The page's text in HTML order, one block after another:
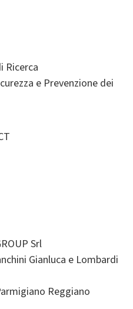
Ricerca
e Prevenzione dei
Srl
Gianluca e Lombardi
Reggiano